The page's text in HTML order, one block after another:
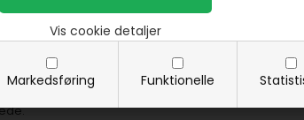
Markedsføring Funktionelle
Vis cookie detaljer